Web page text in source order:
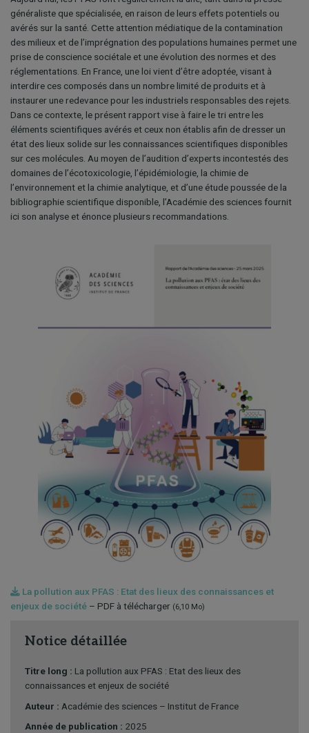
généraliste que spécialisée, en raison de leurs effets potentiels ou
avérés sur la santé. Cette attention médiatique de la contamination
des milieux et de l’imprégnation des populations humaines permet une
prise de conscience sociétale et une évolution des normes et des
réglementations. En France, une loi vient d’être adoptée, visant à
interdire ces composés dans un nombre limité de produits et à
instaurer une redevance pour les industriels responsables des rejets.
Dans ce contexte, le présent rapport vise à faire le tri entre les
éléments scientifiques avérés et ceux non établis afin de dresser un
état des lieux solide sur les connaissances scientifiques disponibles
sur ces molécules. Au moyen de l’audition d’experts incontestés des
domaines de l’écotoxicologie, l’épidémiologie, la chimie de
l’environnement et la chimie analytique, et d’une étude poussée de la
bibliographie scientifique disponible, l’Académie des sciences fournit
ici son analyse et énonce plusieurs recommandations.
La pollution aux PFAS : Etat des lieux des connaissances et
enjeux de société – PDF à télécharger (6,10 Mo)
Notice détaillée
Titre long : La pollution aux PFAS : Etat des lieux des
connaissances et enjeux de société
Auteur : Académie des sciences – Institut de France
Année de publication : 2025